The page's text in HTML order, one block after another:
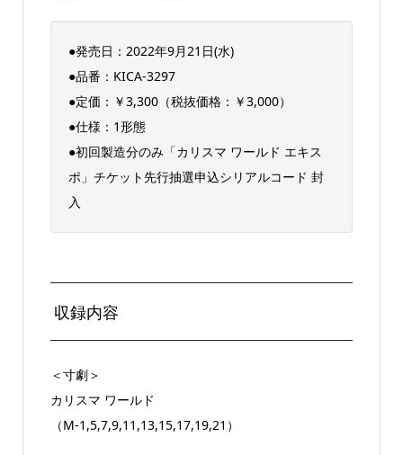
●発売日：2022年9月21日(水)
●品番：KICA-3297
●定価：￥3,300（税抜価格：￥3,000）
●仕様：1形態
●初回製造分のみ「カリスマ ワールド エキス
ポ」チケット先行抽選申込シリアルコード 封
入
収録内容
＜寸劇＞
カリスマ ワールド
（M-1,5,7,9,11,13,15,17,19,21）